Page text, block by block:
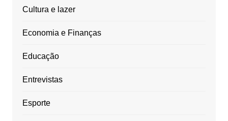
Cultura e lazer
Economia e Finanças
Educação
Entrevistas
Esporte